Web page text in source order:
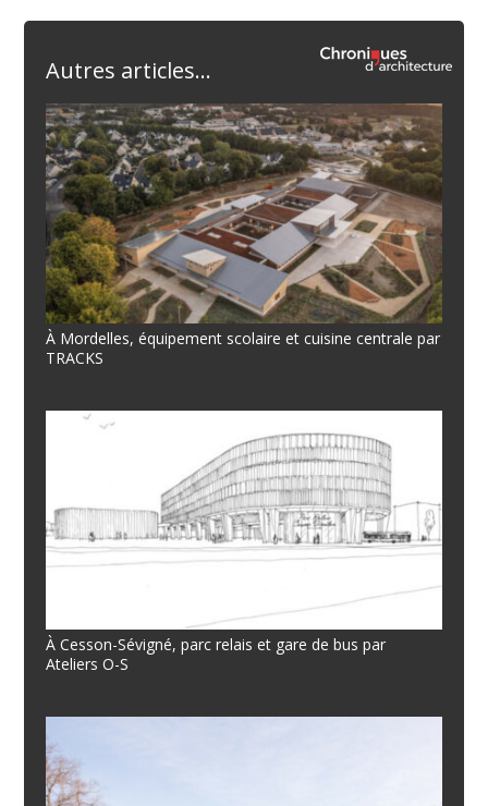
Autres articles...
À Mordelles, équipement scolaire et cuisine centrale par
TRACKS
À Cesson-Sévigné, parc relais et gare de bus par
Ateliers O-S